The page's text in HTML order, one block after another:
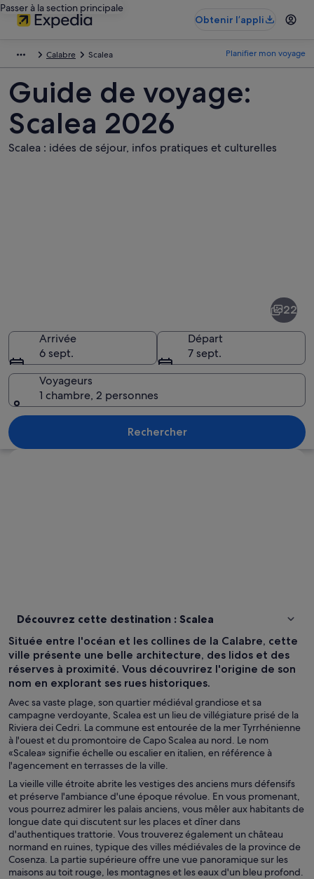
Passer à la section principale
Obtenir l’appli
Calabre Scalea Planifier mon voyage
Guide de voyage:
Scalea 2026
Scalea : idées de séjour, infos pratiques et culturelles
Une ville côtière avec une plage,
22
Arrivée
6 sept.
Départ
7 sept.
Voyageurs
1 chambre, 2 personnes
Rechercher
Découvrez cette destination : Scalea
Située entre l'océan et les collines de la Calabre, cette
ville présente une belle architecture, des lidos et des
réserves à proximité. Vous découvrirez l'origine de son
nom en explorant ses rues historiques.
Avec sa vaste plage, son quartier médiéval grandiose et sa
campagne verdoyante, Scalea est un lieu de villégiature prisé de la
Riviera dei Cedri. La commune est entourée de la mer Tyrrhénienne
à l'ouest et du promontoire de Capo Scalea au nord. Le nom
«Scalea» signifie échelle ou escalier en italien, en référence à
l'agencement en terrasses de la ville.
La vieille ville étroite abrite les vestiges des anciens murs défensifs
et préserve l'ambiance d'une époque révolue. En vous promenant,
vous pourrez admirer les palais anciens, vous mêler aux habitants de
longue date qui discutent sur les places et dîner dans
d'authentiques trattorie. Vous trouverez également un château
normand en ruines, typique des villes médiévales de la province de
Cosenza. La partie supérieure offre une vue panoramique sur les
maisons au toit rouge, les montagnes et les eaux d'un bleu profond.